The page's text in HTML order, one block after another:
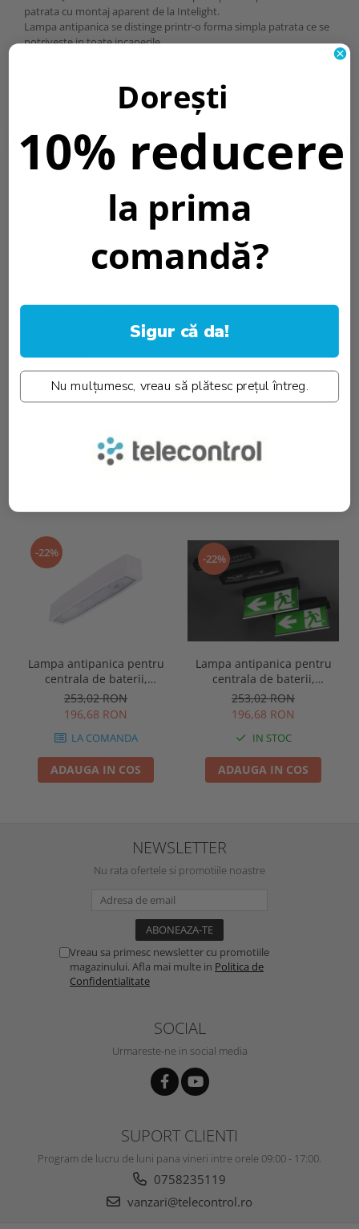
patrata cu montaj aparent de la Intelight.
Lampa antipanica se distinge printr-o forma simpla patrata ce se
potriveste in toate incaperile.
-lentile optice variate pentru zone deschise, coridoare, zone
deschise inalte, si coridoare inalte;
-fluxuri luminoase variate: 150,250 si 350lm;
-montaj aparent sau incastrat;
-2 culori disponibile: alb si negru.
rama de instalare incastrata alba Intelight 93001
Daca doriti sa instalati incastrat aceasta lampa de urgenta puteti
rama de instalare incastrata neagra Intelight 92820
Grad protectie IP:IP20
Informatii conformitate produs
Caracteristici
Download (5)
-22%
Lampa antipanica pentru
centrala de baterii,
aparenta, 3.5W, test prin
centrala baterii, IP54, lentile
spatii largi, Intelight 94550
253,02 RON
196,68 RON
LA COMANDA
ADAUGA IN COS
-22%
Lampa antipanica pentru
centrala de baterii,
aparenta, 3.5W, test prin
centrala baterii, IP54, lentile
spatii largi, Intelight 94549
253,02 RON
196,68 RON
IN STOC
ADAUGA IN COS
NEWSLETTER
Nu rata ofertele si promotiile noastre
Vreau sa primesc newsletter cu promotiile
magazinului. Afla mai multe in Politica de
Confidentialitate
SOCIAL
Urmareste-ne in social media
SUPORT CLIENTI
Program de lucru de luni pana vineri intre orele 09:00 - 17:00.
0758235119
vanzari@telecontrol.ro
Dorești
10% reducere
la prima
comandă?
Sigur că da!
Nu mulțumesc, vreau să plătesc prețul întreg.